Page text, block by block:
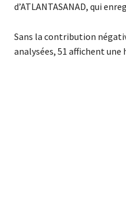
d’ATLANTASANAD, qui
Sans la contribution
analysées, 51 affichent une